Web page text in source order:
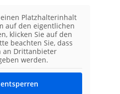
Platzhalterinhalt
auf den eigentlichen
klicken Sie auf den
beachten Sie, dass
an Drittanbieter
werden.